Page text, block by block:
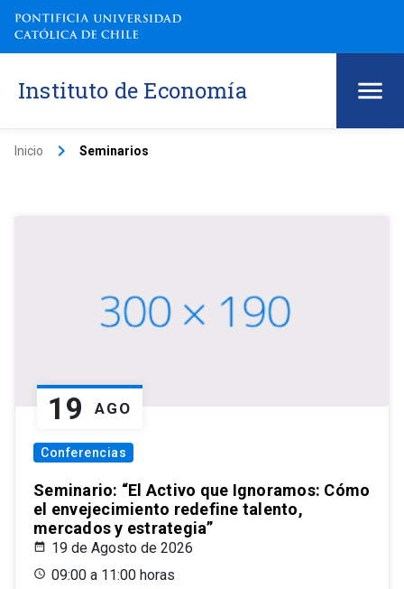
Instituto de Economía
Inicio keyboard_arrow_right Seminarios
19 AGO
Conferencias
Seminario: “El Activo que Ignoramos: Cómo
el envejecimiento redefine talento,
mercados y estrategia”
19 de Agosto de 2026
09:00 a 11:00 horas